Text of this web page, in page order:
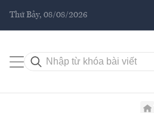
Thứ Bảy, 08/08/2026